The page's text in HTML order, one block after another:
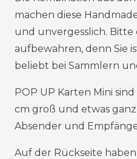
machen diese
und unvergesslich.
aufbewahren, denn Sie
beliebt bei Sammlern
POP UP Karten Mini
cm groß und etwas
Absender und
Auf der Rückseite